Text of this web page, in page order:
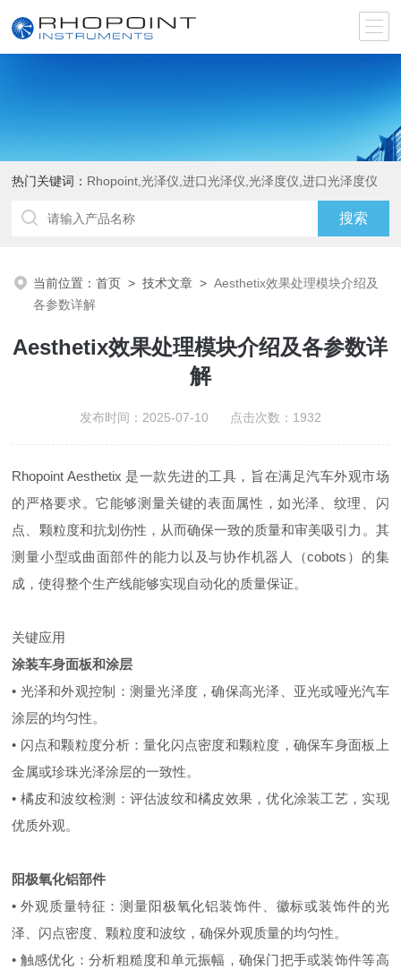
热门关键词： Rhopoint,光泽仪,进口光泽仪,光泽度仪,进口光泽度仪
当前位置：首页 >技术文章 >Aesthetix效果处理模块介绍及
各参数详解
Aesthetix效果处理模块介绍及各参数详
解
发布时间：2025-07-10 点击次数：1932
Rhopoint Aesthetix 是一款先进的工具，旨在满足汽车外观市场
的严格要求。它能够测量关键的表面属性，如光泽、纹理、闪
点、颗粒度和抗划伤性，从而确保一致的质量和审美吸引力。其
测量小型或曲面部件的能力以及与协作机器人（cobots）的集
成，使得整个生产线能够实现自动化的质量保证。
关键应用
涂装车身面板和涂层
• 光泽和外观控制：测量光泽度，确保高光泽、亚光或哑光汽车
涂层的均匀性。
• 闪点和颗粒度分析：量化闪点密度和颗粒度，确保车身面板上
金属或珍珠光泽涂层的一致性。
• 橘皮和波纹检测：评估波纹和橘皮效果，优化涂装工艺，实现
优质外观。
阳极氧化铝部件
• 外观质量特征：测量阳极氧化铝装饰件、徽标或装饰件的光
泽、闪点密度、颗粒度和波纹，确保外观质量的均匀性。
• 触感优化：分析粗糙度和单元振幅，确保门把手或装饰件等高